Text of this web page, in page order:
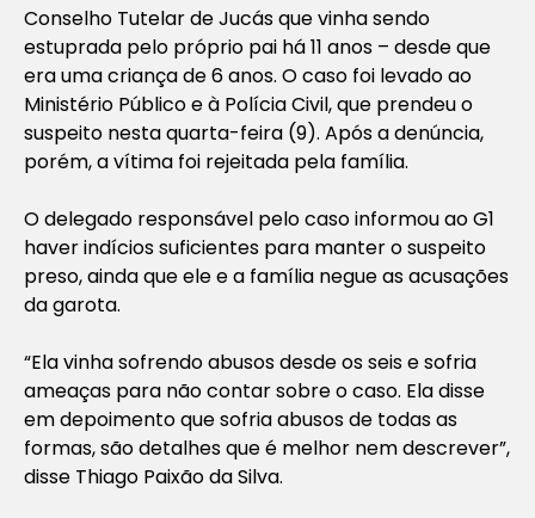
Conselho Tutelar de Jucás que vinha sendo
estuprada pelo próprio pai há 11 anos – desde que
era uma criança de 6 anos. O caso foi levado ao
Ministério Público e à Polícia Civil, que prendeu o
suspeito nesta quarta-feira (9). Após a denúncia,
porém, a vítima foi rejeitada pela família.
O delegado responsável pelo caso informou ao G1
haver indícios suficientes para manter o suspeito
preso, ainda que ele e a família negue as acusações
da garota.
“Ela vinha sofrendo abusos desde os seis e sofria
ameaças para não contar sobre o caso. Ela disse
em depoimento que sofria abusos de todas as
formas, são detalhes que é melhor nem descrever”,
disse Thiago Paixão da Silva.